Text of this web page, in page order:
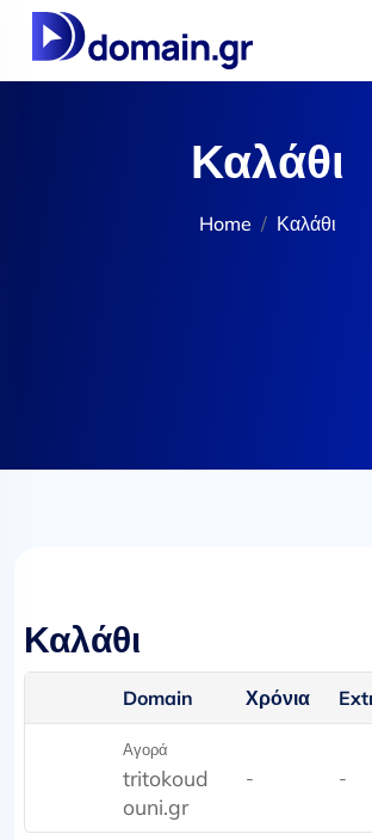
Καλάθι
Home Καλάθι
Καλάθι
Domain Χρόνια
Αγορά
tritokoud
ouni.gr
- -